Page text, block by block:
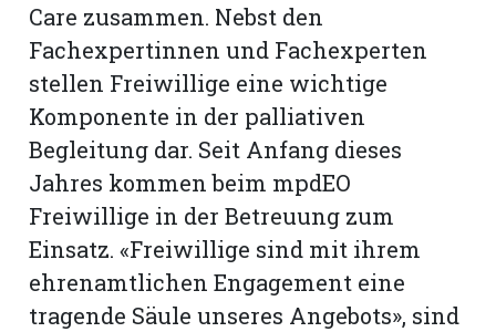
Care zusammen. Nebst den
Fachexpertinnen und Fachexperten
stellen Freiwillige eine wichtige
Komponente in der palliativen
Begleitung dar. Seit Anfang dieses
Jahres kommen beim mpdEO
Freiwillige in der Betreuung zum
Einsatz. «Freiwillige sind mit ihrem
ehrenamtlichen Engagement eine
tragende Säule unseres Angebots», sind